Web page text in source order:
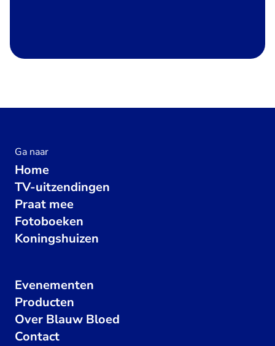
Ga naar
Home
TV-uitzendingen
Praat mee
Fotoboeken
Koningshuizen
Evenementen
Producten
Over Blauw Bloed
Contact